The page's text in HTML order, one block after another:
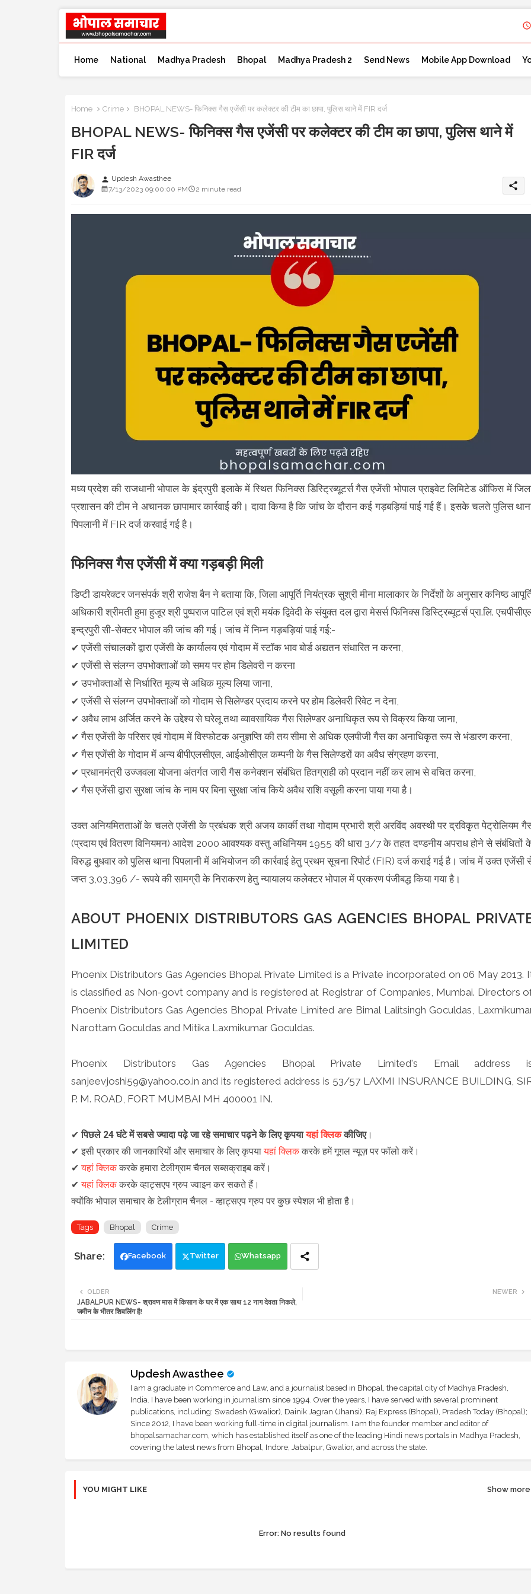
Home National Madhya Pradesh Bhopal Madhya Pradesh 2 Send News Mobile App Download
Home Crime BHOPAL NEWS- फिनिक्स गैस एजेंसी पर कलेक्टर की टीम का छापा, पुलिस थाने में FIR दर्ज
BHOPAL NEWS- फिनिक्स गैस एजेंसी पर कलेक्टर की टीम का छापा, पुलिस थाने में
FIR दर्ज
person Updesh Awasthee
7/13/2023 09:00:00 PM
2 minute read share
मध्य प्रदेश की राजधानी भोपाल के इंद्रपुरी इलाके में स्थित फिनिक्स डिस्ट्रिब्यूटर्स गैस एजेंसी भोपाल प्राइवेट लिमिटेड ऑफिस में
प्रशासन की टीम ने अचानक छापामार कार्रवाई की। दावा किया है कि जांच के दौरान कई गड़बड़ियां पाई गई हैं। इसके चलते पुलिस
पिपलानी में FIR दर्ज करवाई गई है।
फिनिक्स गैस एजेंसी में क्या गड़बड़ी मिली
डिप्टी डायरेक्टर जनसंपर्क श्री राजेश बैन ने बताया कि, जिला आपूर्ति नियंत्रक सुश्री मीना मालाकार के निर्देशों के अनुसार कनिष्ठ
अधिकारी श्रीमती हुमा हुजूर श्री पुष्पराज पाटिल एवं श्री मयंक द्विवेदी के संयुक्त दल द्वारा मेसर्स फिनिक्स डिस्ट्रिब्यूटर्स प्रा.लि.
इन्द्रपुरी सी-सेक्टर भोपाल की जांच की गई। जांच में निम्न गड़बड़ियां पाई गई:-
✔एजेंसी संचालकों द्वारा एजेंसी के कार्यालय एवं गोदाम में स्टॉक भाव बोर्ड अद्यतन संधारित न करना,
✔एजेंसी से संलग्न उपभोक्ताओं को समय पर होम डिलेवरी न करना
✔उपभोक्ताओं से निर्धारित मूल्य से अधिक मूल्य लिया जाना,
✔एजेंसी से संलग्न उपभोक्ताओं को गोदाम से सिलेण्डर प्रदाय करने पर होम डिलेवरी रिवेट न देना,
✔ अवैध लाभ अर्जित करने के उद्देश्य से घरेलू तथा व्यावसायिक गैस सिलेण्डर अनाधिकृत रूप से विक्रय किया जाना,
✔गैस एजेंसी के परिसर एवं गोदाम में विस्फोटक अनुज्ञप्ति की तय सीमा से अधिक एलपीजी गैस का अनाधिकृत रूप से भंडारण करना,
✔गैस एजेंसी के गोदाम में अन्य बीपीएलसीएल, आईओसीएल कम्पनी के गैस सिलेण्डरों का अवैध संग्रहण करना,
✔प्रधानमंत्री उज्जवला योजना अंतर्गत जारी गैस कनेक्शन संबंधित हितग्राही को प्रदान नहीं कर लाभ से वचित करना,
✔गैस एजेंसी द्वारा सुरक्षा जांच के नाम पर बिना सुरक्षा जांच किये अवैध राशि वसूली करना पाया गया है।
उक्त अनियमितताओं के चलते एजेंसी के प्रबंधक श्री अजय कार्की तथा गोदाम प्रभारी श्री अरविंद अवस्थी पर द्रविकृत पेट्रोलियम
(प्रदाय एवं वितरण विनियमन) आदेश 2000 आवश्यक वस्तु अधिनियम 1955 की धारा 3/7 के तहत दण्डनीय अपराध होने से संबंधितों
विरुद्ध बुधवार को पुलिस थाना पिपलानी में अभियोजन की कार्रवाई हेतु प्रथम सूचना रिपोर्ट (FIR) दर्ज कराई गई है। जांच में उक्त एजेंसी
जप्त 3,03,396 /- रूपये की सामग्री के निराकरण हेतु न्यायालय कलेक्टर भोपाल में प्रकरण पंजीबद्ध किया गया है।
ABOUT PHOENIX DISTRIBUTORS GAS AGENCIES BHOPAL
LIMITED
Phoenix Distributors Gas Agencies Bhopal Private Limited is a Private incorporated on 06 May 2013.
is classified as Non-govt company and is registered at Registrar of Companies, Mumbai. Directors
Phoenix Distributors Gas Agencies Bhopal Private Limited are Bimal Lalitsingh Goculdas,
Narottam Goculdas and Mitika Laxmikumar Goculdas.
Phoenix Distributors Gas Agencies Bhopal Private Limited's Email address
sanjeevjoshi59@yahoo.co.in and its registered address is 53/57 LAXMI INSURANCE BUILDING,
P. M. ROAD, FORT MUMBAI MH 400001 IN.
✔पिछले 24 घंटे में सबसे ज्यादा पढ़े जा रहे समाचार पढ़ने के लिए कृपयायहां क्लिककीजिए।
✔ इसी प्रकार की जानकारियों और समाचार के लिए कृपयायहां क्लिककरके हमें गूगल न्यूज़ पर फॉलो करें।
✔यहां क्लिककरके हमारा टेलीग्राम चैनल सब्सक्राइब करें।
✔यहां क्लिककरके व्हाट्सएप ग्रुप ज्वाइन कर सकते हैं।
क्योंकि भोपाल समाचार के टेलीग्राम चैनल - व्हाट्सएप ग्रुपपर कुछ स्पेशल भी होता है।
Tags Bhopal Crime
Facebook Twitter Whatsapp
NEWER
OLDER
JABALPUR NEWS- श्रावण मास में किसान के घर में एक साथ 12 नाग देवता निकले,
जमीन के भीतर शिवलिंग है!
Updesh Awasthee
I am a graduate in Commerce and Law, and a journalist based in Bhopal, the capital city of Madhya Pradesh,
India. I have been working in journalism since 1994. Over the years, I have served with several prominent
publications, including: Swadesh (Gwalior), Dainik Jagran (Jhansi), Raj Express (Bhopal), Pradesh Today (Bhopal);
Since 2012, I have been working full-time in digital journalism. I am the founder member and editor of
bhopalsamachar.com, which has established itself as one of the leading Hindi news portals in Madhya Pradesh,
covering the latest news from Bhopal, Indore, Jabalpur, Gwalior, and across the state.
YOU MIGHT LIKE Show more
Error:No results found